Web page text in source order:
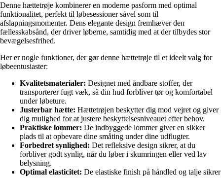
Denne hættetrøje kombinerer en moderne pasform med optimal
funktionalitet, perfekt til løbesessioner såvel som til
afslapningsmomenter. Dens elegante design fremhæver den
fællesskabsånd, der driver løberne, samtidig med at der tilbydes stor
bevægelsesfrihed.
Her er nogle funktioner, der gør denne hættetrøje til et ideelt valg for
løbeentusiaster:
Kvalitetsmaterialer: Designet med åndbare stoffer, der
transporterer fugt væk, så din hud forbliver tør og komfortabel
under løbeture.
Justerbar hætte: Hættetrøjen beskytter dig mod vejret og giver
dig mulighed for at justere beskyttelsesniveauet efter behov.
Praktiske lommer: De indbyggede lommer giver en sikker
plads til at opbevare dine småting under dine udflugter.
Forbedret synlighed: Det refleksive design sikrer, at du
forbliver godt synlig, når du løber i skumringen eller ved lav
belysning.
Optimal elasticitet: De elastiske finish på håndled og talje sikrer